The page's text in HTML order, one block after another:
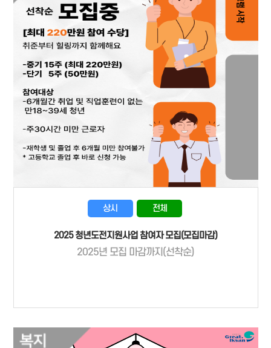
상시 전체
2025 청년도전지원사업 참여자 모집(모집마감)
2025년 모집 마감까지(선착순)